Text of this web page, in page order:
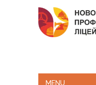
MENU